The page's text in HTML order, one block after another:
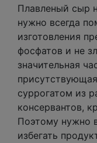
Плавленый сыр
нужно всегда
изготовления
фосфатов и не
значительная
суррогатом из
консервантов,
Поэтому нужно
избегать